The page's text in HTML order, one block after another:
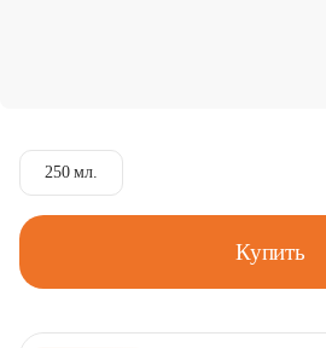
250 мл.
Купить